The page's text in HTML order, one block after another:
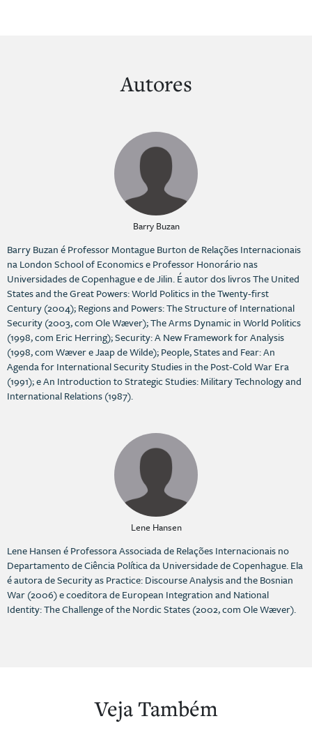
Autores
Barry Buzan
Barry Buzan é Professor Montague Burton de Relações Internacionais
na London School of Economics e Professor Honorário nas
Universidades de Copenhague e de Jilin. É autor dos livros The United
States and the Great Powers: World Politics in the Twenty-first
Century (2004); Regions and Powers: The Structure of International
Security (2003, com Ole Wæver); The Arms Dynamic in World Politics
(1998, com Eric Herring); Security: A New Framework for Analysis
(1998, com Wæver e Jaap de Wilde); People, States and Fear: An
Agenda for International Security Studies in the Post-Cold War Era
(1991); e An Introduction to Strategic Studies: Military Technology and
International Relations (1987).
Lene Hansen
Lene Hansen é Professora Associada de Relações Internacionais no
Departamento de Ciência Política da Universidade de Copenhague. Ela
é autora de Security as Practice: Discourse Analysis and the Bosnian
War (2006) e coeditora de European Integration and National
Identity: The Challenge of the Nordic States (2002, com Ole Wæver).
Veja Também